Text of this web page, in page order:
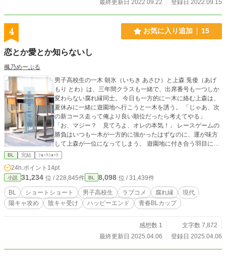
最終更新日 2022.09.22
登録日 2022.09.15
4 お気に入り追加 15
恋とか愛とか知らないし
楓乃めーぷる
男子高校生の一木 朝氷（いちき あさひ）と上森 兎倭（あげ
もり とわ）は、三年間クラスも一緒で、出席番号も一つしか
変わらない腐れ縁同士。 今日も一方的に一木に絡む上森は、
夏休みに一緒に遊園地へ行こうと一木を誘う。 「じゃあ、次
の新コース走って俺より良い順位だったら考えてやる」
「お、マジー？ 見てろよ、オレの本気！」 レースゲームの
勝負はいつも一木が一方的に強かったはずなのに、運が味方
して上森が一位になってしまう。 遊園地に付き合う羽目にな
った一木。散々引っ張りまわされたあげく、レトロなお化け
屋敷でまさかのトラブルが？ 不愛想で他人を寄せ付けない一
木と、見た目がチャラくて陽キャの上森。 見た目が真逆の二
人の恋が始まるようで始まらないラブコメなお話。 +++ ☆ノ
ベマさんにも投稿しているお話です。 ☆軽いノリでお読みい
ただけます。
BL 完結 ｼｮｰﾄｼｮｰﾄ
24h.ポイント 14pt
小説 31,234 位 / 228,845件 BL 8,098 位 / 31,439件
BL ショートショート 男子高校生 ラブコメ 腐れ縁
現代
陽キャ攻め
陰キャ受け ハッピーエンド 青春BLカップ​
感想数 1
文字数 7,872
最終更新日 2025.04.06
登録日 2025.04.06